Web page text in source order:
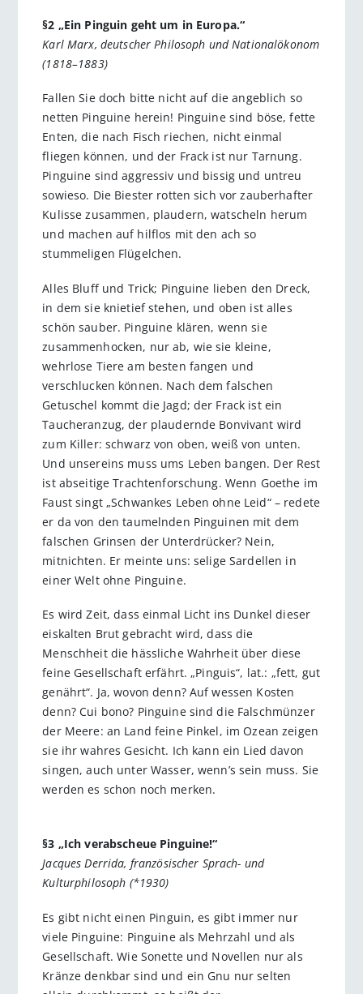
§2 „Ein Pinguin geht um in Europa.“
Karl Marx, deutscher Philosoph und Nationalökonom
(1818–1883)
Fallen Sie doch bitte nicht auf die angeblich so
netten Pinguine herein! Pinguine sind böse, fette
Enten, die nach Fisch riechen, nicht einmal
fliegen können, und der Frack ist nur Tarnung.
Pinguine sind aggressiv und bissig und untreu
sowieso. Die Biester rotten sich vor zauberhafter
Kulisse zusammen, plaudern, watscheln herum
und machen auf hilflos mit den ach so
stummeligen Flügelchen.
Alles Bluff und Trick; Pinguine lieben den Dreck,
in dem sie knietief stehen, und oben ist alles
schön sauber. Pinguine klären, wenn sie
zusammenhocken, nur ab, wie sie kleine,
wehrlose Tiere am besten fangen und
verschlucken können. Nach dem falschen
Getuschel kommt die Jagd; der Frack ist ein
Taucheranzug, der plaudernde Bonvivant wird
zum Killer: schwarz von oben, weiß von unten.
Und unsereins muss ums Leben bangen. Der Rest
ist abseitige Trachtenforschung. Wenn Goethe im
Faust singt „Schwankes Leben ohne Leid“ – redete
er da von den taumelnden Pinguinen mit dem
falschen Grinsen der Unterdrücker? Nein,
mitnichten. Er meinte uns: selige Sardellen in
einer Welt ohne Pinguine.
Es wird Zeit, dass einmal Licht ins Dunkel dieser
eiskalten Brut gebracht wird, dass die
Menschheit die hässliche Wahrheit über diese
feine Gesellschaft erfährt. „Pinguis“, lat.: „fett, gut
genährt“. Ja, wovon denn? Auf wessen Kosten
denn? Cui bono? Pinguine sind die Falschmünzer
der Meere: an Land feine Pinkel, im Ozean zeigen
sie ihr wahres Gesicht. Ich kann ein Lied davon
singen, auch unter Wasser, wenn’s sein muss. Sie
werden es schon noch merken.
§3 „Ich verabscheue Pinguine!“
Jacques Derrida, französischer Sprach- und
Kulturphilosoph (*1930)
Es gibt nicht einen Pinguin, es gibt immer nur
viele Pinguine: Pinguine als Mehrzahl und als
Gesellschaft. Wie Sonette und Novellen nur als
Kränze denkbar sind und ein Gnu nur selten